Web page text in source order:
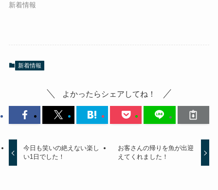
新着情報
新着情報
よかったらシェアしてね！
今日も笑いの絶えない楽し
い1日でした！
お客さんの帰りを魚が出迎
えてくれました！